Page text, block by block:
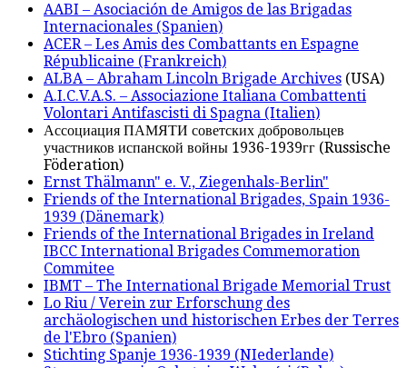
AABI – Asociación de Amigos de las Brigadas
Internacionales (Spanien)
ACER – Les Amis des Combattants en Espagne
Républicaine (Frankreich)
ALBA – Abraham Lincoln Brigade Archives (USA)
A.I.C.V.A.S. – Associazione Italiana Combattenti
Volontari Antifascisti di Spagna (Italien)
Ассоциация ПАМЯТИ советских добровольцев
участников испанской войны 1936-1939гг (Russische
Föderation)
Ernst Thälmann" e. V., Ziegenhals-Berlin"
Friends of the International Brigades, Spain 1936-
1939 (Dänemark)
Friends of the International Brigades in Ireland
IBCC International Brigades Commemoration
Commitee
IBMT – The International Brigade Memorial Trust
Lo Riu / Verein zur Erforschung des
archäologischen und historischen Erbes der Terres
de l'Ebro (Spanien)
Stichting Spanje 1936-1939 (NIederlande)